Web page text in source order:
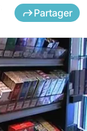
Partager